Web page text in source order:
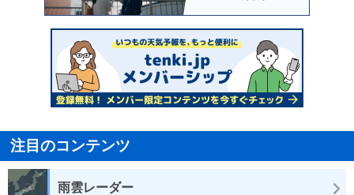
注目のコンテンツ
雨雲レーダー